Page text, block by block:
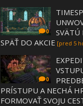
0
SVÄTÚ
SPÄŤ DO AKCIE [pred 5
0
PRÍSTUPU A NECHÁ
FORMOVAŤ SVOJU